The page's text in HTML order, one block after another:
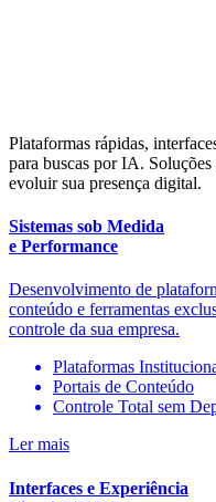
Plataformas rápidas,
para buscas por IA. Soluções
evoluir sua presença digital.
Sistemas sob Medida
e Performance
Desenvolvimento de
conteúdo e ferramentas
controle da sua empresa.
Plataformas
Portais de Conteúdo
Controle Total sem
Ler mais
Interfaces e Experiência